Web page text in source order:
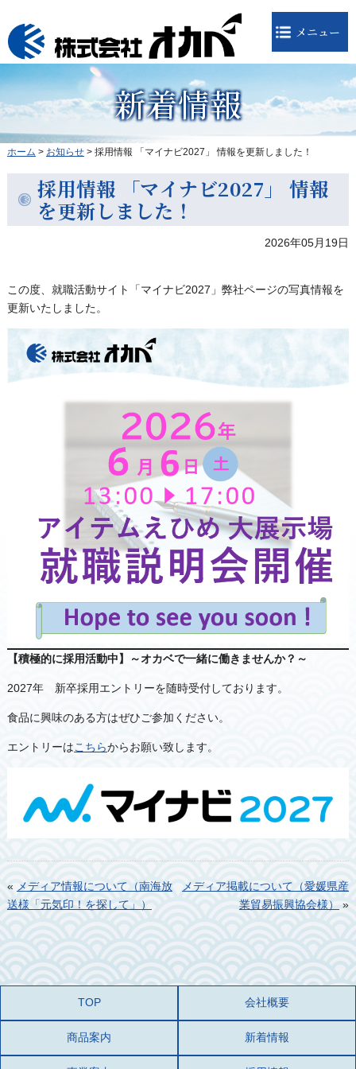
メニュー
新着情報
ホーム > お知らせ> 採用情報 「マイナビ2027」 情報を更新しました！
採用情報 「マイナビ2027」 情報
を更新しました！
2026年05月19日
この度、就職活動サイト「マイナビ2027」弊社ページの写真情報を
更新いたしました。
【積極的に採用活動中】～オカベで一緒に働きませんか？～
2027年 新卒採用エントリーを随時受付しております。
食品に興味のある方はぜひご参加ください。
エントリーはこちらからお願い致します。
« メディア情報について（南海放
送様「元気印！を探して」）
メディア掲載について（愛媛県産
業貿易振興協会様）
»
TOP 会社概要
商品案内 新着情報